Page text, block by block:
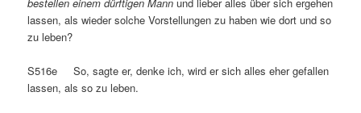
lassen, als wieder solche Vorstellungen zu haben wie dort und so
zu leben?
S516e So, sagte er, denke ich, wird er sich alles eher gefallen
lassen, als so zu leben.